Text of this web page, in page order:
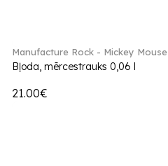
Manufacture Rock - Mickey Mouse
Bļoda, mērcestrauks 0,06 l
21.00€